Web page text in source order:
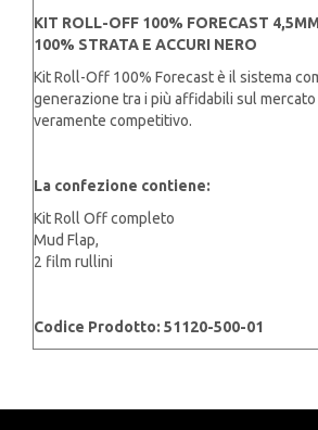
KIT ROLL-OFF 100% FORECAST
100% STRATA E ACCURI NERO
Kit Roll-Off 100% Forecast è il sistema
generazione tra i più affidabili sul
veramente competitivo.
La confezione contiene:
Kit Roll Off completo
Mud Flap,
2 film rullini
Codice Prodotto: 51120-500-01